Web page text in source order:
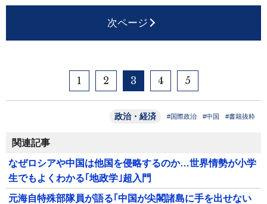
次ページ
1 2 3 4 5
政治・経済 #国際政治 #中国 #書籍抜粋
関連記事
なぜロシアや中国は他国を侵略するのか…世界情勢が小学
生でもよくわかる｢地政学｣超入門
元海自特殊部隊員が語る｢中国が尖閣諸島に手を出せない